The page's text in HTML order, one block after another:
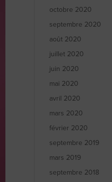
octobre 2020
septembre 2020
août 2020
juillet 2020
juin 2020
mai 2020
avril 2020
mars 2020
février 2020
septembre 2019
mars 2019
septembre 2018